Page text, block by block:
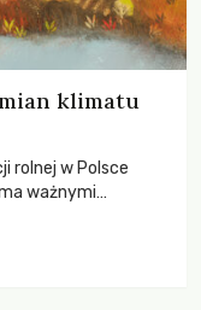
klimatu
rolnej w Polsce
ważnymi
to będzie